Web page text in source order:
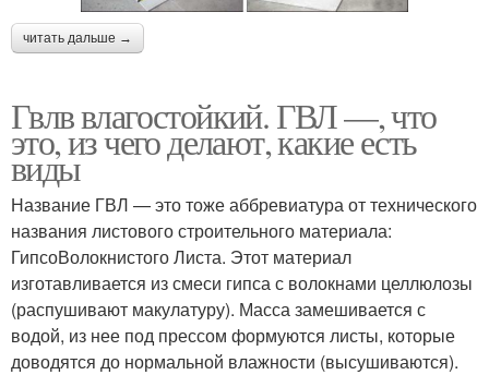
читать дальше →
Гвлв влагостойкий. ГВЛ —, что
это, из чего делают, какие есть
виды
Название ГВЛ — это тоже аббревиатура от технического
названия листового строительного материала:
ГипсоВолокнистого Листа. Этот материал
изготавливается из смеси гипса с волокнами целлюлозы
(распушивают макулатуру). Масса замешивается с
водой, из нее под прессом формуются листы, которые
доводятся до нормальной влажности (высушиваются).